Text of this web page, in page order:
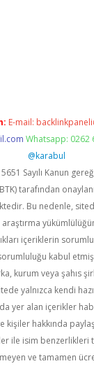
E-mail:
Whatsapp: 0262
@karabul
Sayılı Kanun
tarafından
Bu nedenle,
içeriklerin
kabul etmiş
kurum veya şahıs
yalnızca kendi
yer alan içerikler
kişiler hakkında
ile isim
ve tamamen